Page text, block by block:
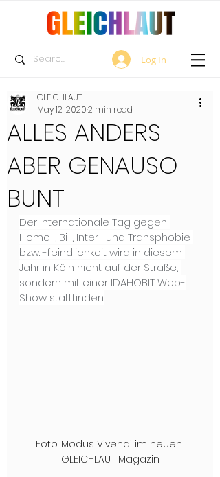
Log In
ALLES ANDERS
ABER GENAUSO
BUNT
GLEICHLAUT
May 12, 20202 min read
Der Internationale Tag gegen
Homo-, Bi-, Inter- und Transphobie
bzw. -feindlichkeit wird in diesem
Jahr in Köln nicht auf der Straße,
sondern mit einer IDAHOBIT Web-
Show stattfinden
Foto: Modus Vivendi im neuen
GLEICHLAUT Magazin